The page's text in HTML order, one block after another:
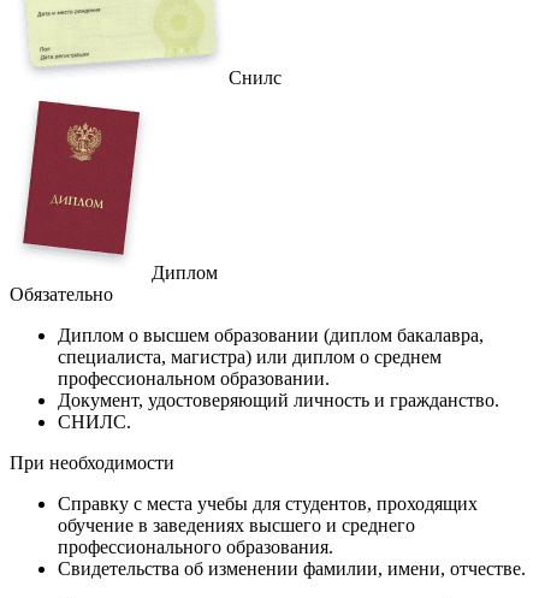
Снилс
Диплом
Обязательно
Диплом о высшем образовании (диплом бакалавра,
специалиста, магистра) или диплом о среднем
профессиональном образовании.
Документ, удостоверяющий личность и гражданство.
СНИЛС.
При необходимости
Справку с места учебы для студентов, проходящих
обучение в заведениях высшего и среднего
профессионального образования.
Свидетельства об изменении фамилии, имени, отчестве.